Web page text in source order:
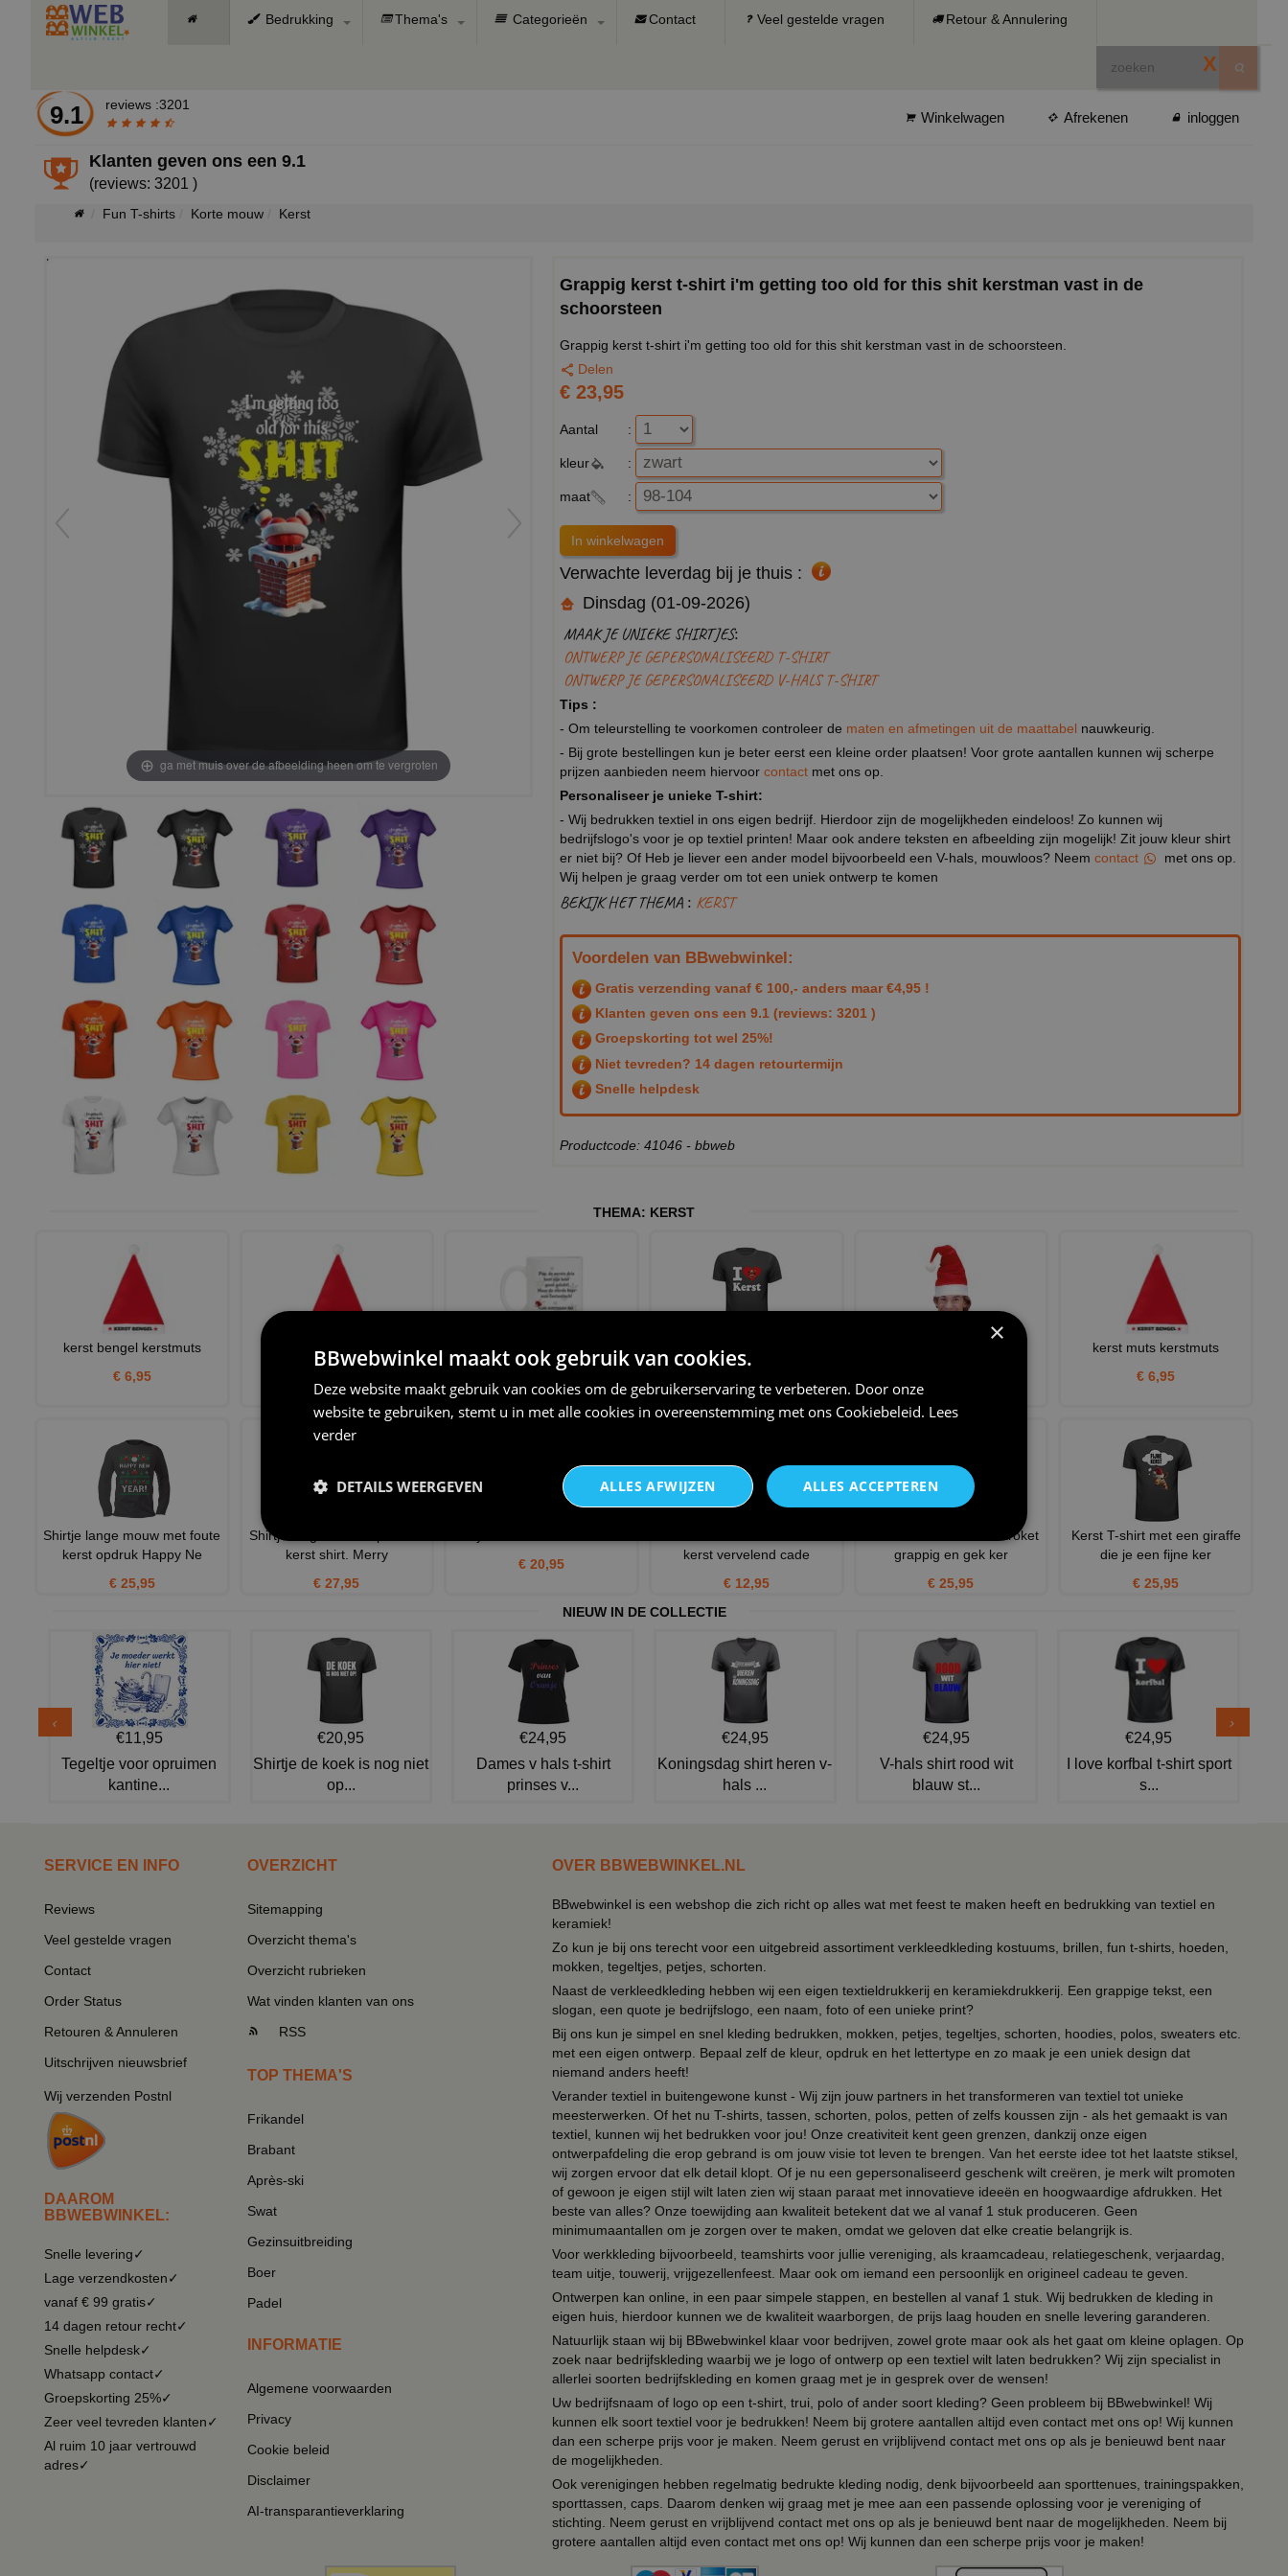
Bedrukking Thema's Categorieën Contact Veel gestelde vragen Retour & Annulering
X
9.1 reviews :3201
Winkelwagen Afrekenen inloggen
Klanten geven ons een9.1
(reviews: 3201 )
Fun T-shirts Korte mouw Kerst
ga met muis over de afbeelding heen om te vergroten
Grappig kerst t-shirt i'm getting too old for this shit kerstman vast in de
schoorsteen
Grappig kerst t-shirt i'm getting too old for this shit kerstman vast in de schoorsteen.
Delen
€ 23,95
Aantal :
kleur :
maat :
Verwachte leverdag bij je thuis :
Dinsdag (01-09-2026)
MAAK JE UNIEKE SHIRTJES:
ONTWERP JE GEPERSONALISEERD T-SHIRT
ONTWERP JE GEPERSONALISEERD V-HALS T-SHIRT
Tips :
- Om teleurstelling te voorkomen controleer de maten en afmetingen uit de maattabel nauwkeurig.
- Bij grote bestellingen kun je beter eerst een kleine order plaatsen! Voor grote aantallen kunnen wij scherpe
prijzen aanbieden neem hiervoor contact met ons op.
Personaliseer je unieke T-shirt:
- Wij bedrukken textiel in ons eigen bedrijf. Hierdoor zijn de mogelijkheden eindeloos! Zo kunnen wij
bedrijfslogo's voor je op textiel printen! Maar ook andere teksten en afbeelding zijn mogelijk! Zit jouw kleur shirt
er niet bij? Of Heb je liever een ander model bijvoorbeeld een V-hals, mouwloos? Neem contact
met ons op.
Wij helpen je graag verder om tot een uniek ontwerp te komen
BEKIJK HET THEMA : KERST
Voordelen van BBwebwinkel:
Gratis verzending vanaf € 100,- anders maar €4,95 !
Klanten geven ons een 9.1 (reviews: 3201 )
Groepskorting tot wel 25%!
Niet tevreden? 14 dagen retourtermijn
Snelle helpdesk
Productcode: 41046 - bbweb
THEMA: KERST
kerst bengel kerstmuts
€ 6,95
Ik wil bier kerstmuts
Pap de eerste drie keer zijn
best goed geluk maar
€ 12,95
T-shirt I love kerst met
kerstman
€ 25,95
kerst muts kerstmuts
€ 6,95
Shirtje lange mouw met foute
kerst opdruk Happy Ne
€ 25,95
Shirtje longsleeve Super fout
kerst shirt. Merry
€ 27,95
€ 20,95
kerst vervelend cade
€ 12,95
all i want for christmas kroket
grappig en gek ker
€ 25,95
Kerst T-shirt met een giraffe
die je een fijne ker
€ 25,95
NIEUW IN DE COLLECTIE
€11,95
Tegeltje voor opruimen
kantine...
€20,95
Shirtje de koek is nog niet
op...
€24,95
Dames v hals t-shirt
prinses v...
€24,95
Koningsdag shirt heren v-
hals ...
€24,95
V-hals shirt rood wit
blauw st...
€24,95
I love korfbal t-shirt sport
s...
SERVICE EN INFO
Reviews
Veel gestelde vragen
Contact
Order Status
Retouren & Annuleren
Uitschrijven nieuwsbrief
Wij verzenden Postnl
DAAROM
BBWEBWINKEL:
Snelle levering✓
Lage verzendkosten✓
vanaf € 99 gratis✓
14 dagen retour recht✓
Snelle helpdesk✓
Whatsapp contact✓
Groepskorting 25%✓
Zeer veel tevreden klanten✓
Al ruim 10 jaar vertrouwd
adres✓
OVERZICHT
Sitemapping
Overzicht thema's
Overzicht rubrieken
Wat vinden klanten van ons
RSS
TOP THEMA'S
Frikandel
Brabant
Après-ski
Swat
Gezinsuitbreiding
Boer
Padel
INFORMATIE
Algemene voorwaarden
Privacy
Cookie beleid
Disclaimer
AI-transparantieverklaring
OVER BBWEBWINKEL.NL
BBwebwinkel is een webshop die zich richt op alles wat met feest te maken heeft en bedrukking van textiel en
keramiek!
Zo kun je bij ons terecht voor een uitgebreid assortiment verkleedkleding kostuums, brillen, fun t-shirts, hoeden,
mokken, tegeltjes, petjes, schorten.
Naast de verkleedkleding hebben wij een eigen textieldrukkerij en keramiekdrukkerij. Een grappige tekst, een
slogan, een quote je bedrijfslogo, een naam, foto of een unieke print?
Bij ons kun je simpel en snel kleding bedrukken, mokken, petjes, tegeltjes, schorten, hoodies, polos, sweaters etc.
met een eigen ontwerp. Bepaal zelf de kleur, opdruk en het lettertype en zo maak je een uniek design dat
niemand anders heeft!
Verander textiel in buitengewone kunst - Wij zijn jouw partners in het transformeren van textiel tot unieke
meesterwerken. Of het nu T-shirts, tassen, schorten, polos, petten of zelfs koussen zijn - als het gemaakt is van
textiel, kunnen wij het bedrukken voor jou! Onze creativiteit kent geen grenzen, dankzij onze eigen
ontwerpafdeling die erop gebrand is om jouw visie tot leven te brengen. Van het eerste idee tot het laatste stiksel,
wij zorgen ervoor dat elk detail klopt. Of je nu een gepersonaliseerd geschenk wilt creëren, je merk wilt promoten
of gewoon je eigen stijl wilt laten zien wij staan paraat met innovatieve ideeën en hoogwaardige afdrukken. Het
beste van alles? Onze toewijding aan kwaliteit betekent dat we al vanaf 1 stuk produceren. Geen
minimumaantallen om je zorgen over te maken, omdat we geloven dat elke creatie belangrijk is.
Voor werkkleding bijvoorbeeld, teamshirts voor jullie vereniging, als kraamcadeau, relatiegeschenk, verjaardag,
team uitje, touwerij, vrijgezellenfeest. Maar ook om iemand een persoonlijk en origineel cadeau te geven.
Ontwerpen kan online, in een paar simpele stappen, en bestellen al vanaf 1 stuk. Wij bedrukken de kleding in
eigen huis, hierdoor kunnen we de kwaliteit waarborgen, de prijs laag houden en snelle levering garanderen.
Natuurlijk staan wij bij BBwebwinkel klaar voor bedrijven, zowel grote maar ook als het gaat om kleine oplagen. Op
zoek naar bedrijfskleding waarbij we je logo of ontwerp op een textiel wilt laten bedrukken? Wij zijn specialist in
allerlei soorten bedrijfskleding en komen graag met je in gesprek over de wensen!
Uw bedrijfsnaam of logo op een t-shirt, trui, polo of ander soort kleding? Geen probleem bij BBwebwinkel! Wij
kunnen elk soort textiel voor je bedrukken! Neem bij grotere aantallen altijd even contact met ons op! Wij kunnen
dan een scherpe prijs voor je maken. Neem gerust en vrijblijvend contact met ons op als je benieuwd bent naar
de mogelijkheden.
Ook verenigingen hebben regelmatig bedrukte kleding nodig, denk bijvoorbeeld aan sporttenues, trainingspakken,
sporttassen, caps. Daarom denken wij graag met je mee aan een passende oplossing voor je vereniging of
stichting. Neem gerust en vrijblijvend contact met ons op als je benieuwd bent naar de mogelijkheden. Neem bij
grotere aantallen altijd even contact met ons op! Wij kunnen dan een scherpe prijs voor je maken!
×
BBwebwinkel maakt ook gebruik van cookies.
Deze website maakt gebruik van cookies om de gebruikerservaring te verbeteren. Door onze
website te gebruiken, stemt u in met alle cookies in overeenstemming met ons Cookiebeleid. Lees
verder
ALLES ACCEPTEREN
ALLES AFWIJZEN
DETAILS WEERGEVEN